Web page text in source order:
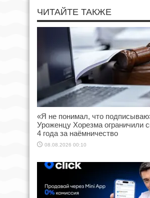
ЧИТАЙТЕ ТАКЖЕ
«Я не понимал, что
Уроженцу Хорезма ограничили
4 года за наёмничество
08.08.2026 00:10